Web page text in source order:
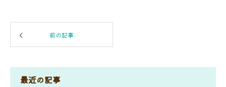
前の記事
最近の記事